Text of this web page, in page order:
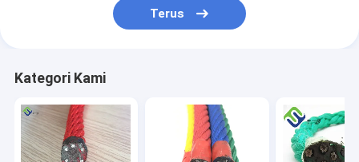
Terus
Kategori Kami